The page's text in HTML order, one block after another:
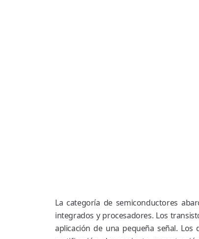
La categoría de semiconductores
integrados y procesadores. Los
aplicación de una pequeña señal.